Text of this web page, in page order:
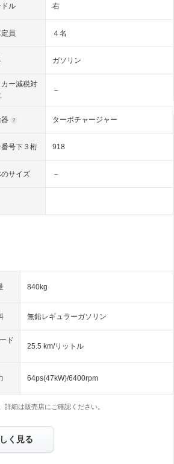
ル 右
員 ４名
ガソリン
カー減税対
－
ターボチャージャー
号下３桁 918
サイズ －
840kg
無鉛レギュラーガソリン
ド
25.5 km/リットル
64ps(47kW)/6400rpm
細は販売店にご確認ください。
く見る